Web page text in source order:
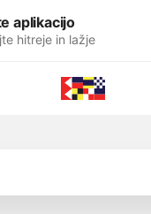
aplikacijo
hitreje in lažje